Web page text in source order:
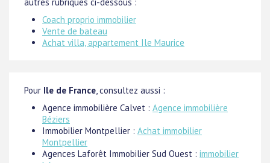
Coach proprio immobilier
Vente de bateau
Achat villa, appartement Ile Maurice
Pour Ile de France , consultez aussi :
Agence immobilière Calvet : Agence immobilière
Béziers
Immobilier Montpellier : Achat immobilier
Montpellier
Agences Laforêt Immobilier Sud Ouest : immobilier